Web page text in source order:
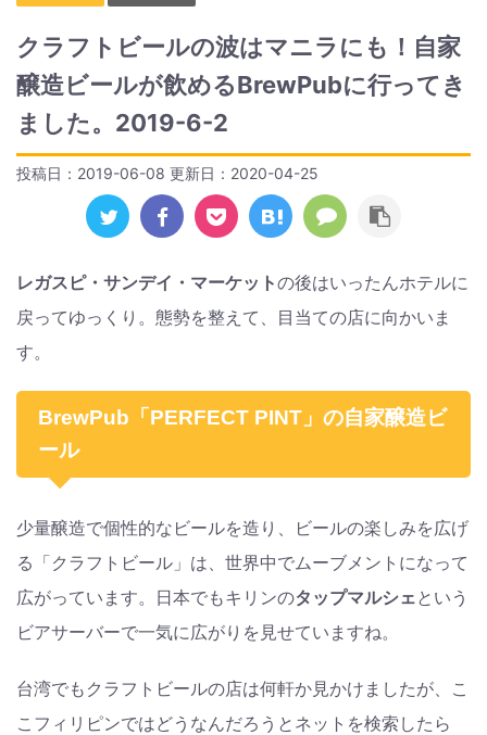
クラフトビールの波はマニラにも！自家
醸造ビールが飲めるBrewPubに行ってき
ました。2019-6-2
投稿日：2019-06-08 更新日： 2020-04-25
レガスピ・サンデイ・マーケットの後はいったんホテルに
戻ってゆっくり。態勢を整えて、目当ての店に向かいま
す。
BrewPub「PERFECT PINT」の自家醸造ビ
ール
少量醸造で個性的なビールを造り、ビールの楽しみを広げ
る「クラフトビール」は、世界中でムーブメントになって
広がっています。日本でもキリンのタップマルシェという
ビアサーバーで一気に広がりを見せていますね。
台湾でもクラフトビールの店は何軒か見かけましたが、こ
こフィリピンではどうなんだろうとネットを検索したら